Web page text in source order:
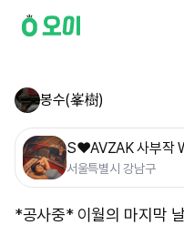
봉수(峯樹)
S❤️AVZAK 사부작
서울특별시 강남구
*공사중* 이월의 마지막